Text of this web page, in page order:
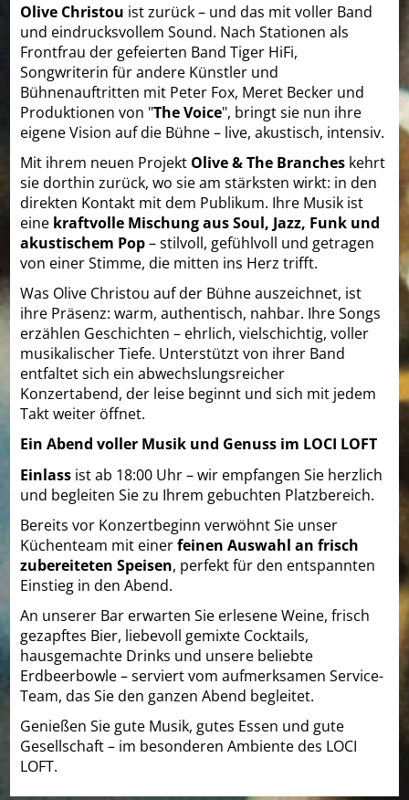
Olive Christou ist zurück – und das mit voller Band
und eindrucksvollem Sound. Nach Stationen als
Frontfrau der gefeierten Band Tiger HiFi,
Songwriterin für andere Künstler und
Bühnenauftritten mit Peter Fox, Meret Becker und
Produktionen von "The Voice", bringt sie nun ihre
eigene Vision auf die Bühne – live, akustisch, intensiv.
Mit ihrem neuen Projekt Olive & The Branches kehrt
sie dorthin zurück, wo sie am stärksten wirkt: in den
direkten Kontakt mit dem Publikum. Ihre Musik ist
eine kraftvolle Mischung aus Soul, Jazz, Funk und
akustischem Pop– stilvoll, gefühlvoll und getragen
von einer Stimme, die mitten ins Herz trifft.
Was Olive Christou auf der Bühne auszeichnet, ist
ihre Präsenz: warm, authentisch, nahbar. Ihre Songs
erzählen Geschichten – ehrlich, vielschichtig, voller
musikalischer Tiefe. Unterstützt von ihrer Band
entfaltet sich ein abwechslungsreicher
Konzertabend, der leise beginnt und sich mit jedem
Takt weiter öffnet.
Ein Abend voller Musik und Genuss im LOCI LOFT
Einlass ist ab 18:00 Uhr – wir empfangen Sie herzlich
und begleiten Sie zu Ihrem gebuchten Platzbereich.
Bereits vor Konzertbeginn verwöhnt Sie unser
Küchenteam mit einerfeinen Auswahl an frisch
zubereiteten Speisen, perfekt für den entspannten
Einstieg in den Abend.
An unserer Bar erwarten Sie erlesene Weine, frisch
gezapftes Bier, liebevoll gemixte Cocktails,
hausgemachte Drinks und unsere beliebte
Erdbeerbowle – serviert vom aufmerksamen Service-
Team, das Sie den ganzen Abend begleitet.
Genießen Sie gute Musik, gutes Essen und gute
Gesellschaft – im besonderen Ambiente des LOCI
LOFT.